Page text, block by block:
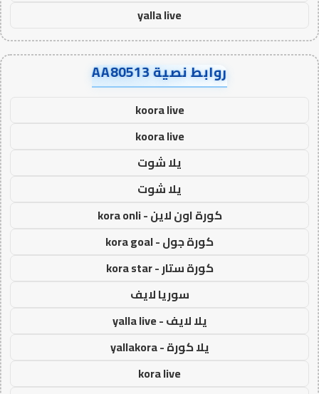
yalla live
روابط نصية AA80513
koora live
koora live
يلا شوت
يلا شوت
كورة اون لاين - kora onli
كورة جول - kora goal
كورة ستار - kora star
سوريا لايف
يلا لايف - yalla live
يلا كورة - yallakora
kora live